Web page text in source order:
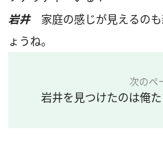
岩井家庭の感じが見えるのも
ょうね。
次のペ
岩井を見つけたのは俺